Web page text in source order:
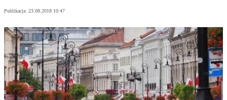
Publikacja: 23.08.2018 10:47